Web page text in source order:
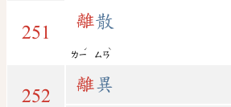
251
離散
ㄌㄧ
ˊ
ㄙㄢ
ˋ
252
離異